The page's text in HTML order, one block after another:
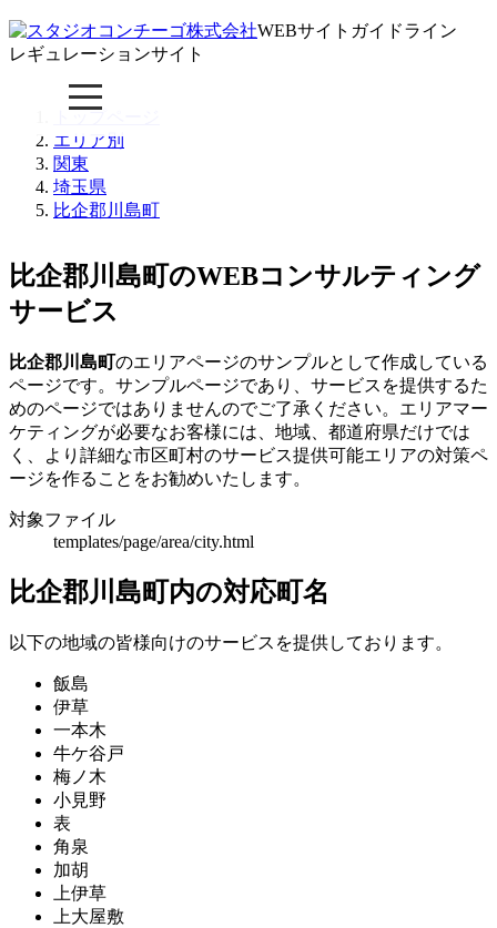
WEBサイトガイドライン
レギュレーションサイト
エリア別
関東
埼玉県
比企郡川島町
比企郡川島町のWEBコンサルティング
サービス
比企郡川島町のエリアページのサンプルとして作成している
ページです。サンプルページであり、サービスを提供するた
めのページではありませんのでご了承ください。エリアマー
ケティングが必要なお客様には、地域、都道府県だけでは
く、より詳細な市区町村のサービス提供可能エリアの対策ペ
ージを作ることをお勧めいたします。
対象ファイル
templates/page/area/city.html
比企郡川島町内の対応町名
以下の地域の皆様向けのサービスを提供しております。
飯島
伊草
一本木
牛ケ谷戸
梅ノ木
小見野
表
角泉
加胡
上伊草
上大屋敷